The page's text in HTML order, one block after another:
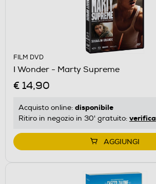
FILM DVD
I Wonder - Marty Supreme
€ 14,90
Acquisto online: disponibile
Ritiro in negozio in 30' gratuito: verifica
AGGIUNGI